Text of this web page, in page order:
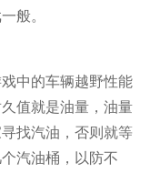
般。
中的车辆越野性能
值就是油量，油量
找汽油，否则就等
汽油桶，以防不